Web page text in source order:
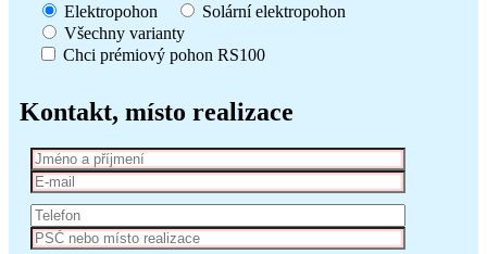
Elektropohon
Solární elektropohon
Všechny varianty
Chci prémiový pohon RS100
Kontakt, místo realizace